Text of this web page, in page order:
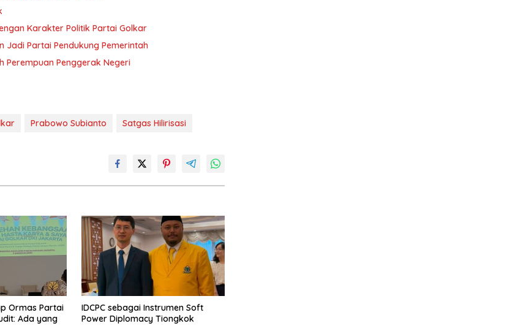
Karakter Politik Partai Golkar
Jadi Partai Pendukung Pemerintah
Perempuan Penggerak Negeri
Prabowo Subianto Satgas Hilirisasi
Ormas Partai
Ada yang
IDCPC sebagai Instrumen Soft
Power Diplomacy Tiongkok